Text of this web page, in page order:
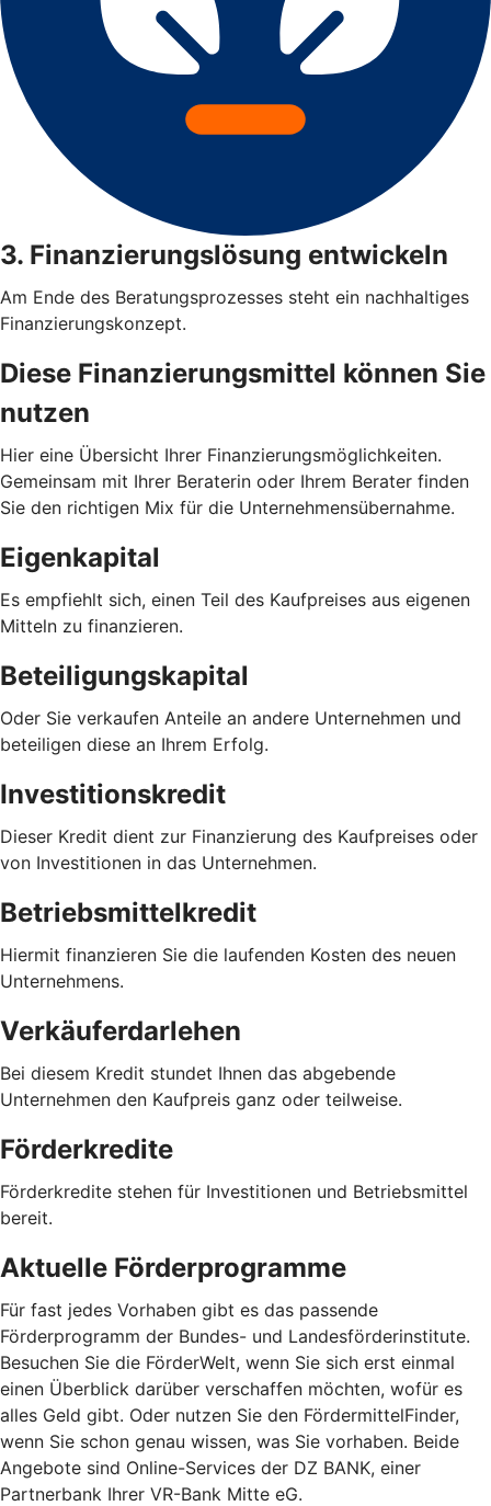
3. Finanzierungslösung entwickeln
Am Ende des Beratungsprozesses steht ein nachhaltiges
Finanzierungskonzept.
Diese Finanzierungsmittel können Sie
nutzen
Hier eine Übersicht Ihrer Finanzierungsmöglichkeiten.
Gemeinsam mit Ihrer Beraterin oder Ihrem Berater finden
Sie den richtigen Mix für die Unternehmensübernahme.
Eigenkapital
Es empfiehlt sich, einen Teil des Kaufpreises aus eigenen
Mitteln zu finanzieren.
Beteiligungskapital
Oder Sie verkaufen Anteile an andere Unternehmen und
beteiligen diese an Ihrem Erfolg.
Investitionskredit
Dieser Kredit dient zur Finanzierung des Kaufpreises oder
von Investitionen in das Unternehmen.
Betriebsmittelkredit
Hiermit finanzieren Sie die laufenden Kosten des neuen
Unternehmens.
Verkäuferdarlehen
Bei diesem Kredit stundet Ihnen das abgebende
Unternehmen den Kaufpreis ganz oder teilweise.
Förderkredite
Förderkredite stehen für Investitionen und Betriebsmittel
bereit.
Aktuelle Förderprogramme
Für fast jedes Vorhaben gibt es das passende
Förderprogramm der Bundes- und Landesförderinstitute.
Besuchen Sie die FörderWelt, wenn Sie sich erst einmal
einen Überblick darüber verschaffen möchten, wofür es
alles Geld gibt. Oder nutzen Sie den FördermittelFinder,
wenn Sie schon genau wissen, was Sie vorhaben. Beide
Angebote sind Online-Services der DZ BANK, einer
Partnerbank Ihrer VR-Bank Mitte eG.